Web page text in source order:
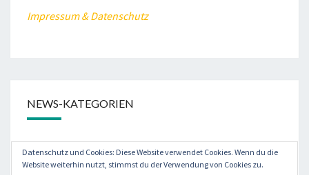
Impressum & Datenschutz
NEWS-KATEGORIEN
dasbasst
Datenschutz und Cookies: Diese Website verwendet Cookies. Wenn du die
Website weiterhin nutzt, stimmst du der Verwendung von Cookies zu.